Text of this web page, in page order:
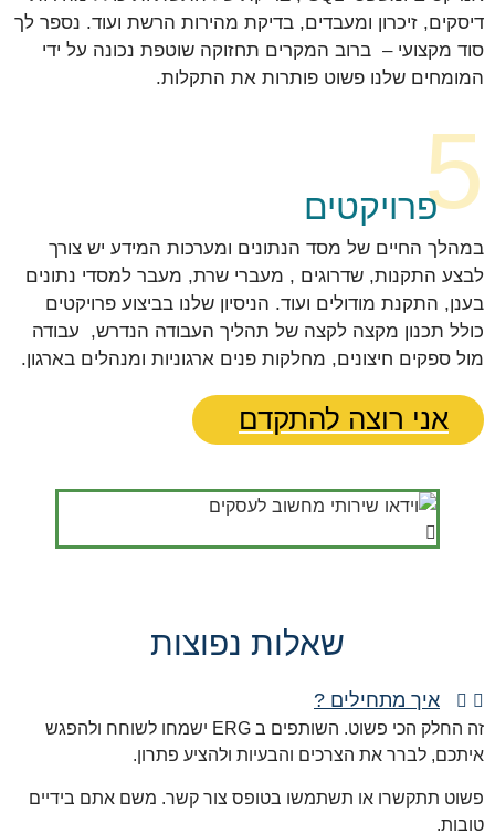
דיסקים, זיכרון ומעבדים, בדיקת מהירות הרשת ועוד. נספר לך
סוד מקצועי – ברוב המקרים תחזוקה שוטפת נכונה על ידי
המומחים שלנו פשוט פותרות את התקלות.
5פרויקטים
במהלך החיים של מסד הנתונים ומערכות המידע יש צורך
לבצע התקנות, שדרוגים , מעברי שרת, מעבר למסדי נתונים
בענן, התקנת מודולים ועוד. הניסיון שלנו בביצוע פרויקטים
כולל תכנון מקצה לקצה של תהליך העבודה הנדרש, עבודה
מול ספקים חיצונים, מחלקות פנים ארגוניות ומנהלים בארגון.
אני רוצה להתקדם
שאלות נפוצות
איך מתחילים ?
זה החלק הכי פשוט. השותפים ב ERG ישמחו לשוחח ולהפגש
איתכם, לברר את הצרכים והבעיות ולהציע פתרון.
פשוט תתקשרו או תשתמשו בטופס צור קשר. משם אתם בידיים
טובות.